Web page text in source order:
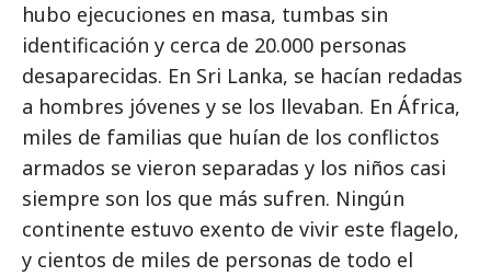
hubo ejecuciones en masa, tumbas sin
identificación y cerca de 20.000 personas
desaparecidas. En Sri Lanka, se hacían redadas
a hombres jóvenes y se los llevaban. En África,
miles de familias que huían de los conflictos
armados se vieron separadas y los niños casi
siempre son los que más sufren. Ningún
continente estuvo exento de vivir este flagelo,
y cientos de miles de personas de todo el